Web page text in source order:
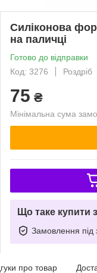
Силіконова
на паличці
Готово до відправки
Код: 3276
Роздріб
75 ₴
Мінімальна сума
Що таке купити
Замовлення під
про товар